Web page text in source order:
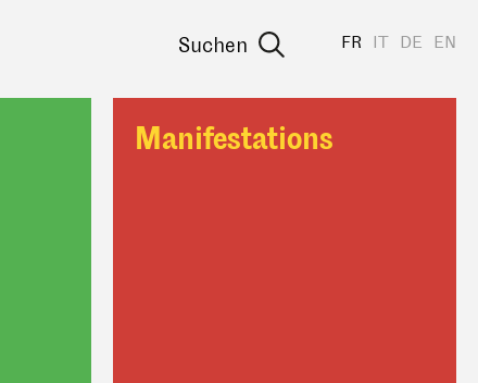
Suchen FR IT DE EN
Manifestations